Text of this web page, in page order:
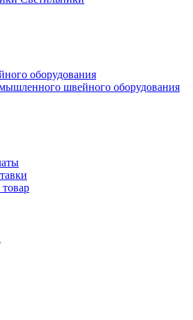
оборудования
швейного оборудования